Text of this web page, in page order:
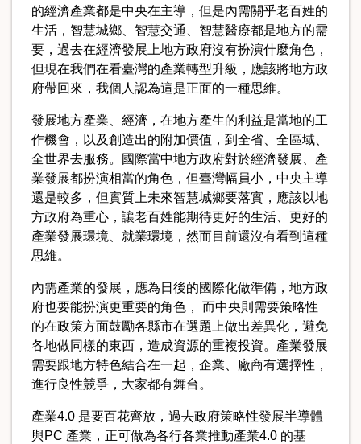
的經濟產業都是中央在主導，但是內需關乎老百姓的
生活，智慧城鄉、智慧交通、智慧醫療都是地方的需
要，過去在經濟發展上地方政府沒有扮演什麼角色，
但現在我們在看臺灣的產業轉型升級，應該將地方政
府帶回來，我個人認為這是正面的一種思維。
發展地方產業、經濟，在地方產生的利益是當地的工
作機會，以及創造出的附加價值，到全省、全區域、
全世界去服務。國際當中地方政府對於經濟發展、產
業發展都扮演相當的角色，但臺灣幅員小，中央主導
還是較多，但實質上未來智慧城鄉要落實，應該以地
方政府為重心，讓老百姓能期待更好的生活、更好的
產業發展環境、就業環境，然而目前還沒有看到這種
思維。
內需產業的發展，應為日後的國際化做準備，地方政
府也要能扮演更重要的角色， 而中央則需要策略性
的在政策方面鼓勵各縣市在選題上做出差異化，避免
各地做同樣的東西，造成資源的重複投資。產業發展
需要跟地方特色結合在一起，企業、廠商有選擇性，
進行良性競爭，大家都有舞台。
產業4.0 是要百花齊放，過去政府策略性發展半導體
與PC 產業，正可做為各行各業推動產業4.0 的基